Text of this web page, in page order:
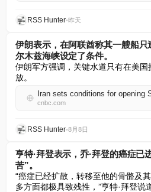
RSS Hunter•昨天
伊朗表示，在阿联酋称其一艘船
尔木兹海峡设定了条件。
伊朗军方强调，关键水道只有在美
放。
cnbc.com
RSS Hunter•8月8日
亨特·拜登表示，乔·拜登的癌症已
苦”。
“癌症已经扩散，转移至他的骨骼及
多方面都极具致残性，”亨特·拜登说